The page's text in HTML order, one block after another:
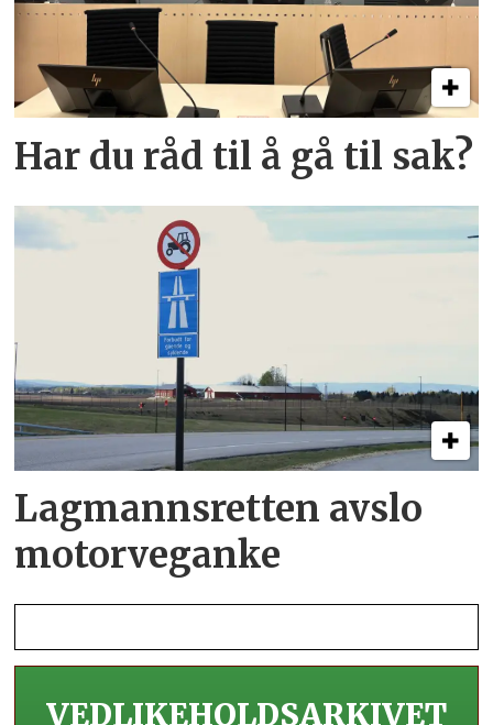
Har du råd til å gå til sak?
Lagmannsretten avslo
motorveganke
VEDLIKEHOLDS­ARKIVET